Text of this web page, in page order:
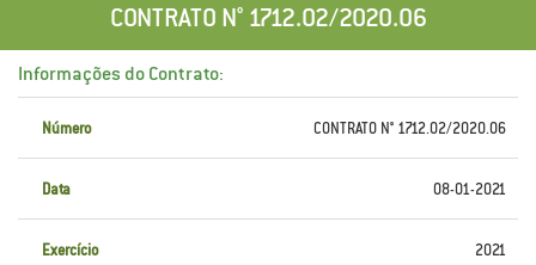
CONTRATO N° 1712.02/2020.06
Informações do Contrato:
Número CONTRATO N° 1712.02/2020.06
Data 08-01-2021
Exercício 2021